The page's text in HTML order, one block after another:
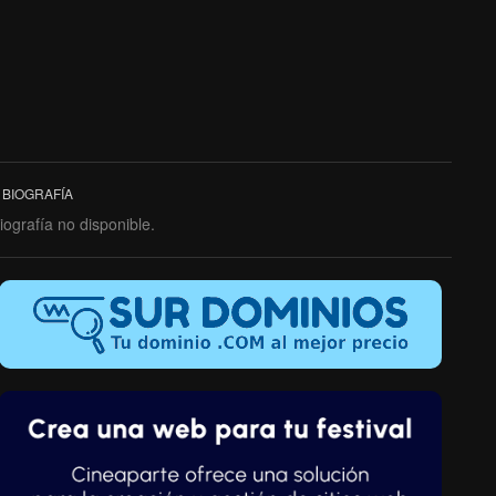
no disponible.